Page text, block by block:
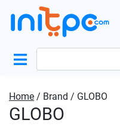
Home / Brand / GLOBO
GLOBO